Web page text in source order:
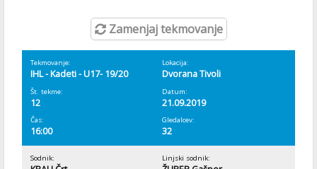
Zamenjaj tekmovanje
Tekmovanje:
IHL - Kadeti - U17- 19/20
Lokacija:
Dvorana Tivoli
Št. tekme:
12
Datum:
21.09.2019
Čas:
16:00
Gledalcev:
32
Sodnik: Linjski sodnik: